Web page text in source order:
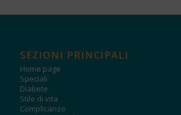
SEZIONI PRINCIPALI
Home page
Speciali
Diabete
Stile di vita
Complicanze